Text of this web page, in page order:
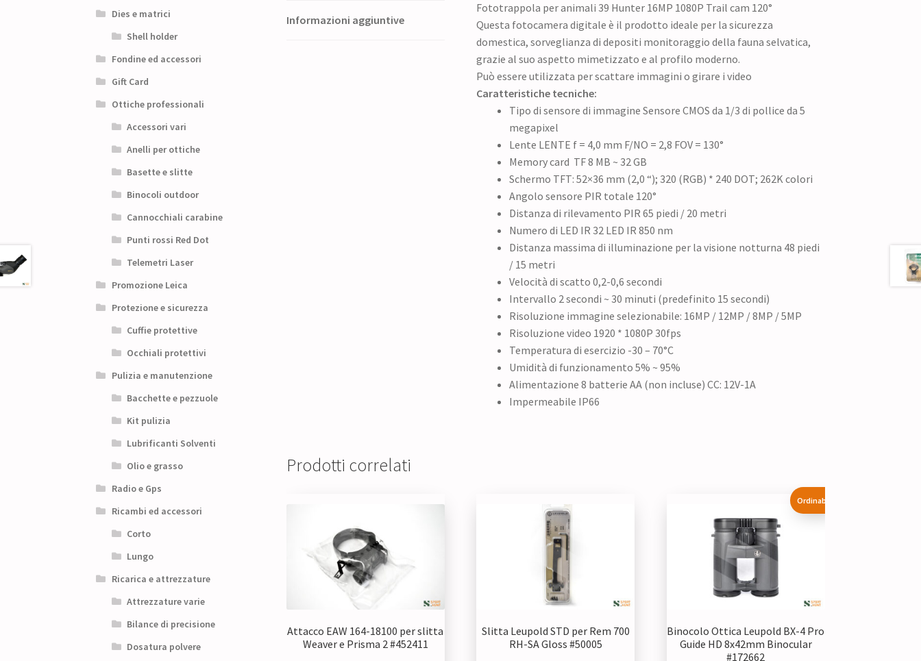
Informazioni aggiuntive
Fototrappola per animali 39 Hunter 16MP 1080P Trail cam 120°
Questa fotocamera digitale è il prodotto ideale per la sicurezza
domestica, sorveglianza di depositi monitoraggio della fauna selvatica,
grazie al suo aspetto mimetizzato e al profilo moderno.
Può essere utilizzata per scattare immagini o girare i video
Caratteristiche tecniche:
Tipo di sensore di immagine Sensore CMOS da 1/3 di pollice da 5
megapixel
Lente LENTE f = 4,0 mm F/NO = 2,8 FOV = 130°
Memory card TF 8 MB ~ 32 GB
Schermo TFT: 52×36 mm (2,0 “); 320 (RGB) * 240 DOT; 262K colori
Angolo sensore PIR totale 120°
Distanza di rilevamento PIR 65 piedi / 20 metri
Numero di LED IR 32 LED IR 850 nm
Distanza massima di illuminazione per la visione notturna 48 piedi
/ 15 metri
Velocità di scatto 0,2-0,6 secondi
Intervallo 2 secondi ~ 30 minuti (predefinito 15 secondi)
Risoluzione immagine selezionabile: 16MP / 12MP / 8MP / 5MP
Risoluzione video 1920 * 1080P 30fps
Temperatura di esercizio -30 – 70°C
Umidità di funzionamento 5% ~ 95%
Alimentazione 8 batterie AA (non incluse) CC: 12V-1A
Impermeabile IP66
Prodotti correlati
Attacco EAW 164-18100 per slitta
Weaver e Prisma 2 #452411
Slitta Leupold STD per Rem 700
RH-SA Gloss #50005
Ordinabile
Binocolo Ottica Leupold BX-4 Pro
Guide HD 8x42mm Binocular
#172662
Dies e matrici
Shell holder
Fondine ed accessori
Gift Card
Ottiche professionali
Accessori vari
Anelli per ottiche
Basette e slitte
Binocoli outdoor
Cannocchiali carabine
Punti rossi Red Dot
Telemetri Laser
Promozione Leica
Protezione e sicurezza
Cuffie protettive
Occhiali protettivi
Pulizia e manutenzione
Bacchette e pezzuole
Kit pulizia
Lubrificanti Solventi
Olio e grasso
Radio e Gps
Ricambi ed accessori
Corto
Lungo
Ricarica e attrezzature
Attrezzature varie
Bilance di precisione
Dosatura polvere